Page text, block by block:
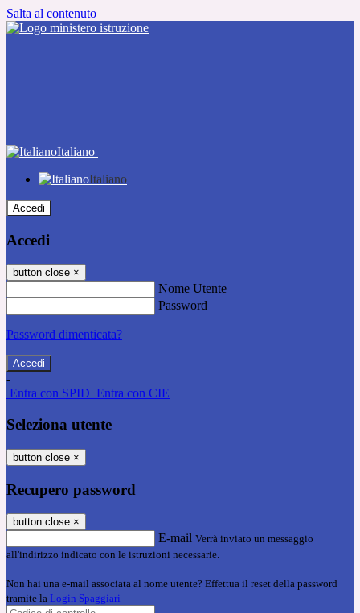
Salta al contenuto
Italiano
Italiano
Accedi
Accedi
button close ×
Nome Utente
Password
Password dimenticata?
-
Entra con SPID Entra con CIE
Seleziona utente
button close ×
Recupero password
button close ×
E-mail Verrà inviato un messaggio
all'indirizzo indicato con le istruzioni necessarie.
Non hai una e-mail associata al nome utente? Effettua il reset della password
tramite la Login Spaggiari